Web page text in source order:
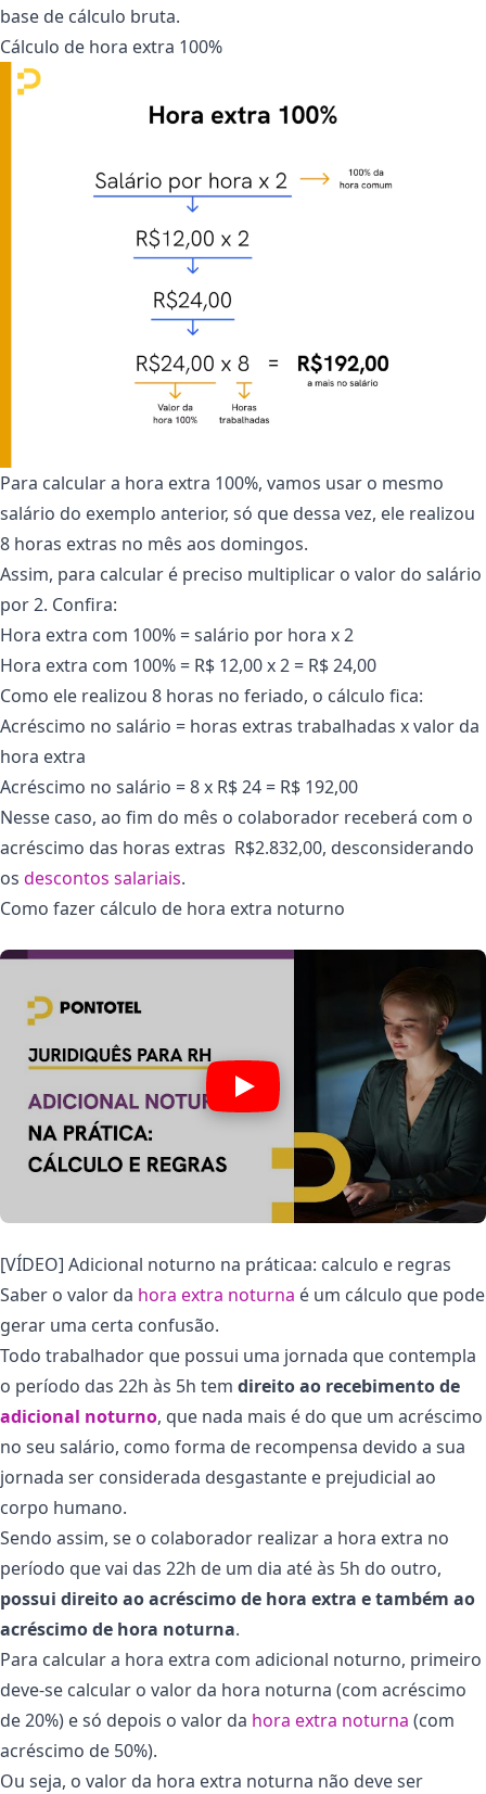
base de cálculo bruta.
Cálculo de hora extra 100%
Para calcular a hora extra 100%, vamos usar o mesmo
salário do exemplo anterior, só que dessa vez, ele realizou
8 horas extras no mês aos domingos.
Assim, para calcular é preciso multiplicar o valor do salário
por 2. Confira:
Hora extra com 100% = salário por hora x 2
Hora extra com 100% = R$ 12,00 x 2 = R$ 24,00
Como ele realizou 8 horas no feriado, o cálculo fica:
Acréscimo no salário = horas extras trabalhadas x valor da
hora extra
Acréscimo no salário = 8 x R$ 24 = R$ 192,00
Nesse caso, ao fim do mês o colaborador receberá com o
acréscimo das horas extras R$2.832,00, desconsiderando
os descontos salariais.
Como fazer cálculo de hora extra noturno
[VÍDEO] Adicional noturno na práticaa: calculo e regras
Saber o valor da hora extra noturna é um cálculo que pode
gerar uma certa confusão.
Todo trabalhador que possui uma jornada que contempla
o período das 22h às 5h tem direito ao recebimento de
adicional noturno, que nada mais é do que um acréscimo
no seu salário, como forma de recompensa devido a sua
jornada ser considerada desgastante e prejudicial ao
corpo humano.
Sendo assim, se o colaborador realizar a hora extra no
período que vai das 22h de um dia até às 5h do outro,
possui direito ao acréscimo de hora extra e também ao
acréscimo de hora noturna.
Para calcular a hora extra com adicional noturno, primeiro
deve-se calcular o valor da hora noturna (com acréscimo
de 20%) e só depois o valor da hora extra noturna (com
acréscimo de 50%).
Ou seja, o valor da hora extra noturna não deve ser